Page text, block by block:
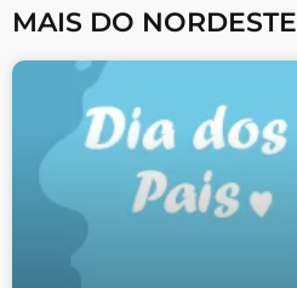
MAIS DO NORDESTE